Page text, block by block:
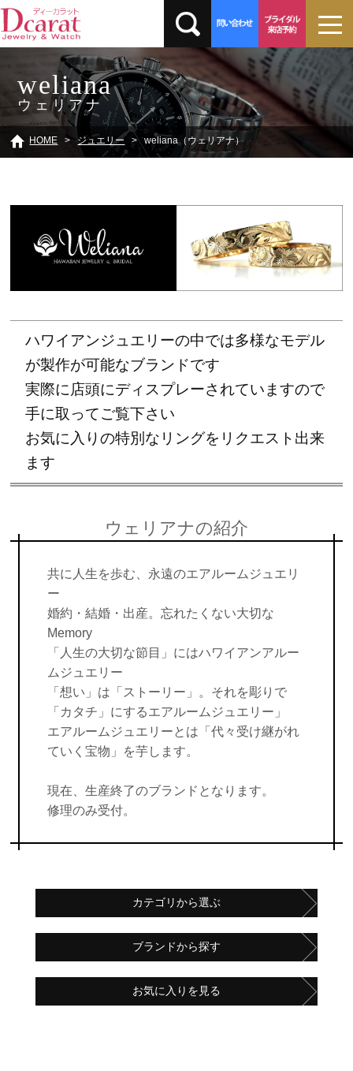
weliana
ウェリアナ
HOME ジュエリー weliana（ウェリアナ）
ハワイアンジュエリーの中では多様なモデル
が製作が可能なブランドです
実際に店頭にディスプレーされていますので
手に取ってご覧下さい
お気に入りの特別なリングをリクエスト出来
ます
ウェリアナの紹介
共に人生を歩む、永遠のエアルームジュエリ
ー
婚約・結婚・出産。忘れたくない大切な
Memory
「人生の大切な節目」にはハワイアンアルー
ムジュエリー
「想い」は「ストーリー」。それを彫りで
「カタチ」にするエアルームジュエリー」
エアルームジュエリーとは「代々受け継がれ
ていく宝物」を芋します。
現在、生産終了のブランドとなります。
修理のみ受付。
カテゴリから選ぶ
ブランドから探す
お気に入りを見る